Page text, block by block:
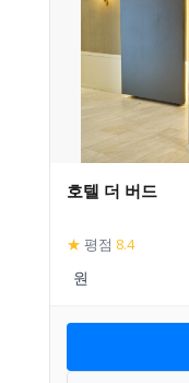
호텔 더 버드
★ 평점 8.4